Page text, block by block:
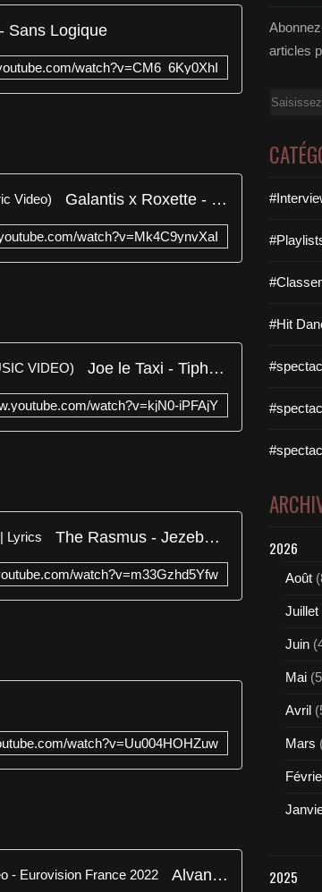
Sans Logique
watch?v=CM6_6Ky0XhI
Galantis x Roxette - Fading Like A Flower (Lyric Video)
watch?v=Mk4C9ynvXaI
Joe le Taxi - Tiphanie Doucet - (OFFICIAL MUSIC VIDEO)
watch?v=kjN0-iPFAjY
The Rasmus - Jezebel (Official Music Video) | Lyrics
watch?v=m33Gzhd5Yfw
watch?v=Uu004HOHZuw
Alvan feat. Ahez - Fulenn - Official Music Video - Eurovision France 2022
articles
Email
#Hit
2026
Août
Juillet
Juin
Mai
Avril
Mars
2025